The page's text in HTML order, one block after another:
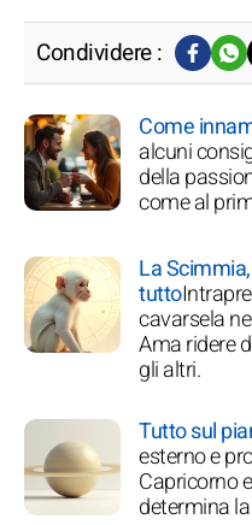
Condividere :
Come
alcuni
della
come al
La
tutto
cavarsela
Ama ridere
gli altri.
Tutto sul
esterno e
Capricorno
determina